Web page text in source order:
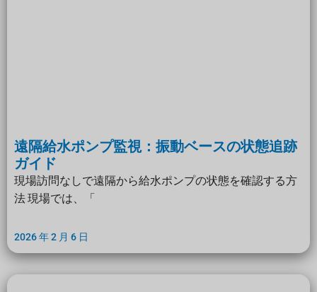
遠隔給水ポンプ監視：振動ベースの状態追跡
ガイド
現場訪問なしで遠隔から給水ポンプの状態を確認する方
法 現場では、「
2026 年 2 月 6 日